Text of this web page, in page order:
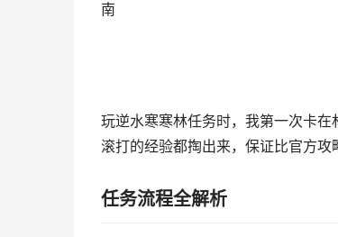
南
玩逆水寒寒林任务时，我第一次卡
滚打的经验都掏出来，保证比官方攻
任务流程全解析